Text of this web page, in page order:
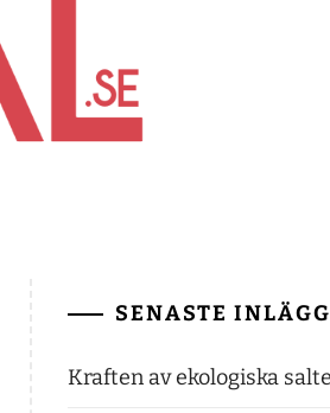
SENASTE
Kraften av ekologiska